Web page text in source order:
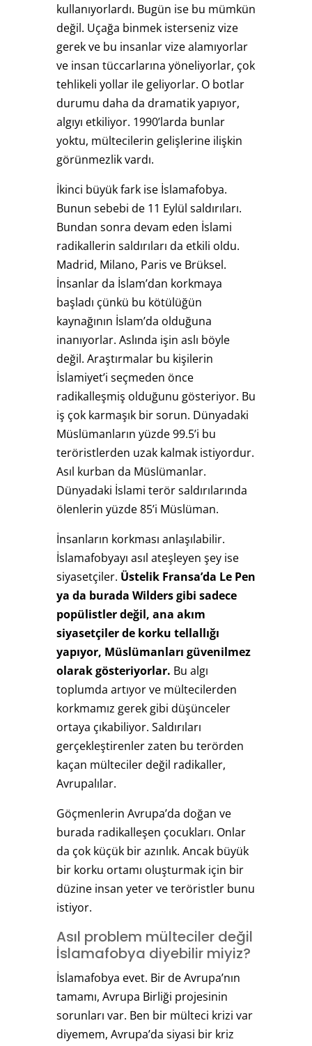
kullanıyorlardı. Bugün ise bu mümkün
değil. Uçağa binmek isterseniz vize
gerek ve bu insanlar vize alamıyorlar
ve insan tüccarlarına yöneliyorlar, çok
tehlikeli yollar ile geliyorlar. O botlar
durumu daha da dramatik yapıyor,
algıyı etkiliyor. 1990’larda bunlar
yoktu, mültecilerin gelişlerine ilişkin
görünmezlik vardı.
İkinci büyük fark ise İslamafobya.
Bunun sebebi de 11 Eylül saldırıları.
Bundan sonra devam eden İslami
radikallerin saldırıları da etkili oldu.
Madrid, Milano, Paris ve Brüksel.
İnsanlar da İslam’dan korkmaya
başladı çünkü bu kötülüğün
kaynağının İslam’da olduğuna
inanıyorlar. Aslında işin aslı böyle
değil. Araştırmalar bu kişilerin
İslamiyet’i seçmeden önce
radikalleşmiş olduğunu gösteriyor. Bu
iş çok karmaşık bir sorun. Dünyadaki
Müslümanların yüzde 99.5’i bu
teröristlerden uzak kalmak istiyordur.
Asıl kurban da Müslümanlar.
Dünyadaki İslami terör saldırılarında
ölenlerin yüzde 85’i Müslüman.
İnsanların korkması anlaşılabilir.
İslamafobyayı asıl ateşleyen şey ise
siyasetçiler. Üstelik Fransa’da Le Pen
ya da burada Wilders gibi sadece
popülistler değil, ana akım
siyasetçiler de korku tellallığı
yapıyor, Müslümanları güvenilmez
olarak gösteriyorlar. Bu algı
toplumda artıyor ve mültecilerden
korkmamız gerek gibi düşünceler
ortaya çıkabiliyor. Saldırıları
gerçekleştirenler zaten bu terörden
kaçan mülteciler değil radikaller,
Avrupalılar.
Göçmenlerin Avrupa’da doğan ve
burada radikalleşen çocukları. Onlar
da çok küçük bir azınlık. Ancak büyük
bir korku ortamı oluşturmak için bir
düzine insan yeter ve teröristler bunu
istiyor.
Asıl problem mülteciler değil
İslamafobya diyebilir miyiz?
İslamafobya evet. Bir de Avrupa’nın
tamamı, Avrupa Birliği projesinin
sorunları var. Ben bir mülteci krizi var
diyemem, Avrupa’da siyasi bir kriz